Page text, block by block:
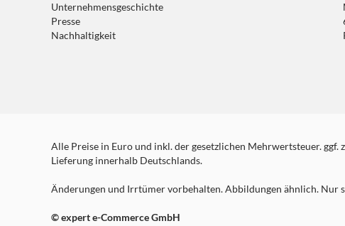
Geschlossen - öffnet um 09:30 Uhr
Unternehmensgeschichte
Presse
Nachhaltigkeit
Alle Preise in Euro und inkl. der gesetzlichen Mehrwertsteuer. ggf.
Lieferung innerhalb Deutschlands.
Änderungen und Irrtümer vorbehalten. Abbildungen ähnlich. Nur
© expert e-Commerce GmbH